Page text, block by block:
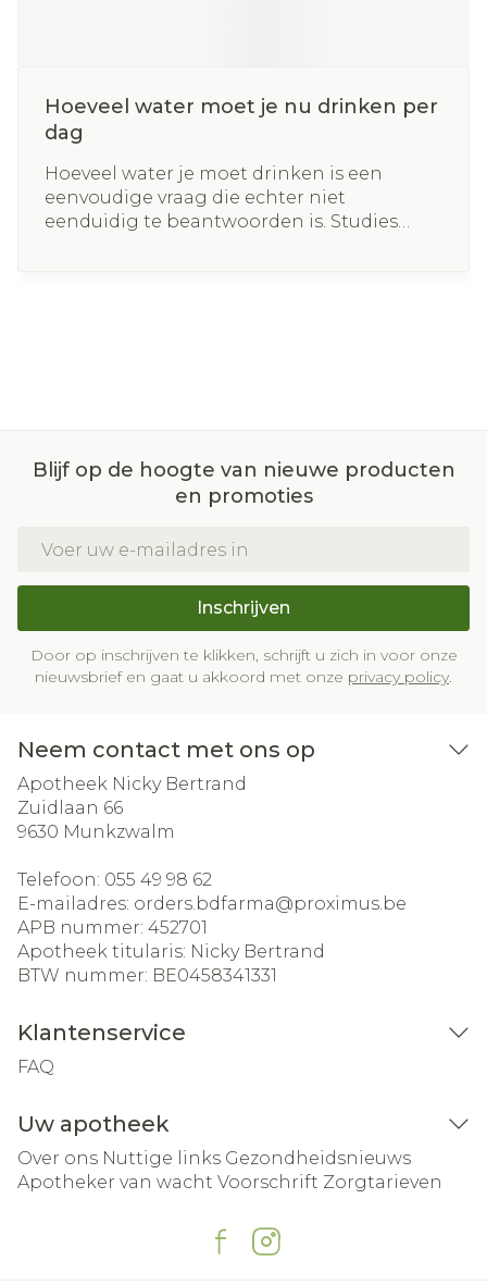
Hoeveel water moet je nu drinken per
dag
Hoeveel water je moet drinken is een
eenvoudige vraag die echter niet
eenduidig te beantwoorden is. Studies
Blijf op de hoogte van nieuwe producten
en promoties
Inschrijven
Door op inschrijven te klikken, schrijft u zich in voor onze
nieuwsbrief en gaat u akkoord met onze privacy policy.
Neem contact met ons op
Apotheek Nicky Bertrand
Zuidlaan 66
9630 Munkzwalm
Telefoon: 055 49 98 62
E-mailadres: orders.bdfarma@proximus.be
APB nummer: 452701
Apotheek titularis: Nicky Bertrand
BTW nummer: BE0458341331
Klantenservice
FAQ
Uw apotheek
Over ons Nuttige links Gezondheidsnieuws
Apotheker van wacht Voorschrift Zorgtarieven